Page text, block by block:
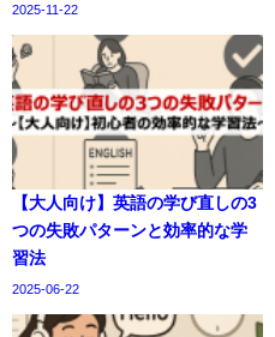
2025-11-22
【大人向け】英語の学び直しの3
つの失敗パターンと効率的な学
習法
2025-06-22